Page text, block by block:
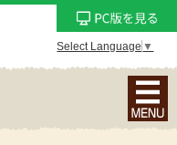
Select Language ▼
ナ
ビ